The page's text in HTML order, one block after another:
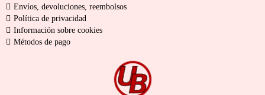
Envíos, devoluciones, reembolsos
Política de privacidad
Información sobre cookies
Métodos de pago